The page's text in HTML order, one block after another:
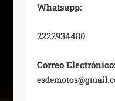
Whatsapp:
2222934480
Correo Electrónico: